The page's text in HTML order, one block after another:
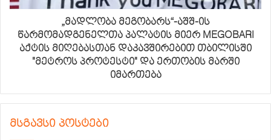
„მადლობა მეგობარს“-აშშ-ის
წარმომადგენელთა პალატის მიერ MEGOBARI
აქტის მიღებასთან დაკავშირებით თბილისში
"მეტროს პროტესტი" და ერთობის მარში
იმართება
მსგავსი პოსტები